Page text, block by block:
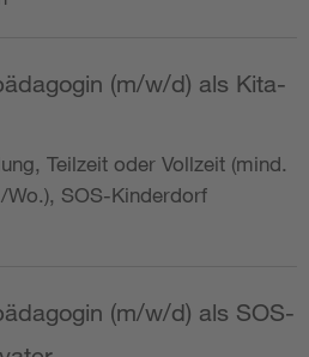
(m/w/d) als Kita-
Teilzeit oder Vollzeit (mind.
SOS-Kinderdorf
(m/w/d) als SOS-